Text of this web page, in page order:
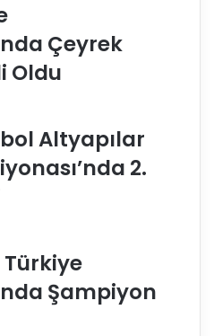
l
e
r
m
p
i
s
B
Çeyrek
Oldu
Altyapılar
2.
Türkiye
Şampiyon